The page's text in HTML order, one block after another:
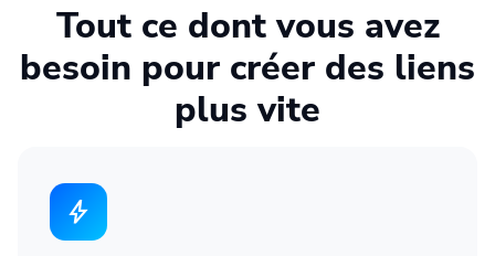
Tout ce dont vous avez
besoin pour créer des liens
plus vite
bolt